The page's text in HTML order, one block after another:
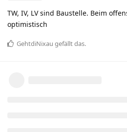
TW, IV, LV sind Baustelle. Beim
optimistisch
GehtdiNixau gefällt das.